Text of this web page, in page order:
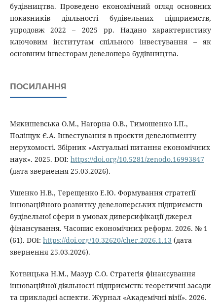
будівництва. Проведено економічний огляд основних
показників діяльності будівельних підприємств,
упродовж 2022 – 2025 рр. Надано характеристику
ключовим інститутам спільного інвестування – як
основним інвесторам девелопера будівництва.
ПОСИЛАННЯ
Мякишевська О.М., Нагорна О.В., Тимошенко І.П.,
Поліщук Є.А. Інвестування в проєкти девелопменту
нерухомості. Збірник «Актуальні питання економічних
наук». 2025. DOI: https://doi.org/10.5281/zenodo.16993847
(дата звернення 25.03.2026).
Ушенко Н.В., Терещенко Е.Ю. Формування стратегії
інноваційного розвитку девелоперських підприємств
будівельної сфери в умовах диверсифікації джерел
фінансування. Часопис економічних реформ. 2026. № 1
(61). DOI: https://doi.org/10.32620/cher.2026.1.13 (дата
звернення 25.03.2026).
Котвицька Н.М., Мазур С.О. Стратегія фінансування
інноваційної діяльності підприємств: теоретичні засади
та прикладні аспекти. Журнал «Академічні візії». 2026.